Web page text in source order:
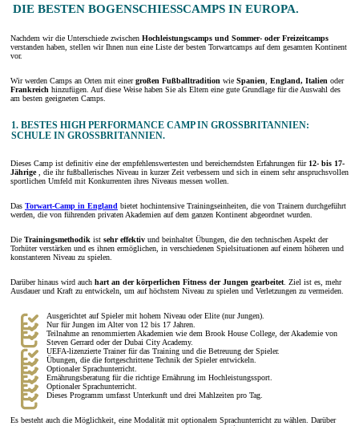
DIE BESTEN BOGENSCHIESSCAMPS IN EUROPA.
Nachdem wir die Unterschiede zwischen Hochleistungscamps und Sommer- oder Freizeitcamps
verstanden haben, stellen wir Ihnen nun eine Liste der besten Torwartcamps auf dem gesamten Kontinent
vor.
Wir werden Camps an Orten mit einergroßen Fußballtradition wie Spanien, England, Italien oder
Frankreich hinzufügen. Auf diese Weise haben Sie als Eltern eine gute Grundlage für die Auswahl des
am besten geeigneten Camps.
1. BESTES HIGH PERFORMANCE CAMP IN GROSSBRITANNIEN: S
CHULE IN GROSSBRITANNIEN.
Dieses Camp ist definitiv eine der empfehlenswertesten und bereicherndsten Erfahrungen für 12- bis 17-
Jährige
, die ihr fußballerisches Niveau in kurzer Zeit verbessern und sich in einem sehr anspruchsvollen
sportlichen Umfeld mit Konkurrenten ihres Niveaus messen wollen.
Das Torwart-Camp in England bietet hochintensive Trainingseinheiten, die von Trainern durchgeführt
werden, die von führenden privaten Akademien auf dem ganzen Kontinent abgeordnet wurden.
Die Trainingsmethodik ist sehr effektiv und beinhaltet Übungen, die den technischen Aspekt der
Torhüter verstärken und es ihnen ermöglichen, in verschiedenen Spielsituationen auf einem höheren und
konstanteren Niveau zu spielen.
Darüber hinaus wird auch hart an der körperlichen Fitness der Jungen gearbeitet . Ziel ist es, mehr
Ausdauer und Kraft zu entwickeln, um auf höchstem Niveau zu spielen und Verletzungen zu vermeiden.
Ausgerichtet auf Spieler mit hohem Niveau oder Elite (nur Jungen).
Nur für Jungen im Alter von 12 bis 17 Jahren.
Teilnahme an renommierten Akademien wie dem Brook House College, der Akademie von
Steven Gerrard oder der Dubai City Academy.
UEFA-lizenzierte Trainer für das Training und die Betreuung der Spieler.
Übungen, die die fortgeschrittene Technik der Spieler entwickeln.
Optionaler Sprachunterricht.
Ernährungsberatung für die richtige Ernährung im Hochleistungssport.
Optionaler Sprachunterricht.
Dieses Programm umfasst Unterkunft und drei Mahlzeiten pro Tag.
Es besteht auch die Möglichkeit, eine Modalität mit optionalem Sprachunterricht zu wählen. Darüber